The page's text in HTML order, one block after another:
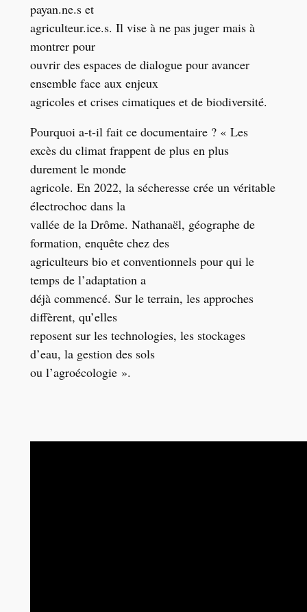
payan.ne.s et
agriculteur.ice.s. Il vise à ne pas juger mais à
montrer pour
ouvrir des espaces de dialogue pour avancer
ensemble face aux enjeux
agricoles et crises cimatiques et de biodiversité.
Pourquoi a-t-il fait ce documentaire ? « Les
excès du climat frappent de plus en plus
durement le monde
agricole. En 2022, la sécheresse crée un véritable
électrochoc dans la
vallée de la Drôme. Nathanaël, géographe de
formation, enquête chez des
agriculteurs bio et conventionnels pour qui le
temps de l’adaptation a
déjà commencé. Sur le terrain, les approches
diffèrent, qu’elles
reposent sur les technologies, les stockages
d’eau, la gestion des sols
ou l’agroécologie ».